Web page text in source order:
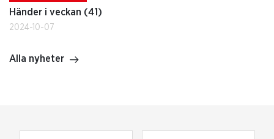
Händer i veckan (41)
2024-10-07
Alla nyheter